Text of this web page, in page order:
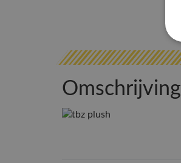
Omschrijving